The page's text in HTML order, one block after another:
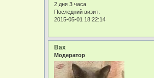
2 дня 3 часа
Последний визит:
2015-05-01 18:22:14
Bax
Модератор